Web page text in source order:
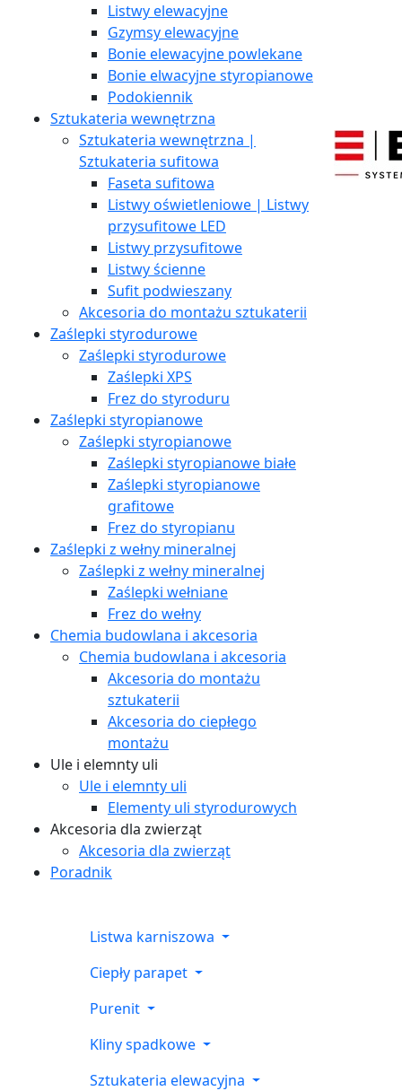
Listwy elewacyjne
Gzymsy elewacyjne
Bonie elewacyjne powlekane
Bonie elwacyjne styropianowe
Podokiennik
Sztukateria wewnętrzna
Sztukateria wewnętrzna |
Sztukateria sufitowa
Faseta sufitowa
Listwy oświetleniowe | Listwy
przysufitowe LED
Listwy przysufitowe
Listwy ścienne
Sufit podwieszany
Akcesoria do montażu sztukaterii
Zaślepki styrodurowe
Zaślepki styrodurowe
Zaślepki XPS
Frez do styroduru
Zaślepki styropianowe
Zaślepki styropianowe
Zaślepki styropianowe białe
Zaślepki styropianowe
grafitowe
Frez do styropianu
Zaślepki z wełny mineralnej
Zaślepki z wełny mineralnej
Zaślepki wełniane
Frez do wełny
Chemia budowlana i akcesoria
Chemia budowlana i akcesoria
Akcesoria do montażu
sztukaterii
Akcesoria do ciepłego
montażu
Ule i elemnty uli
Ule i elemnty uli
Elementy uli styrodurowych
Akcesoria dla zwierząt
Akcesoria dla zwierząt
Poradnik
Listwa karniszowa
Ciepły parapet
Purenit
Kliny spadkowe
Sztukateria elewacyjna